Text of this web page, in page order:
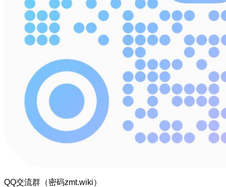
QQ交流群（密码zmt.wiki）